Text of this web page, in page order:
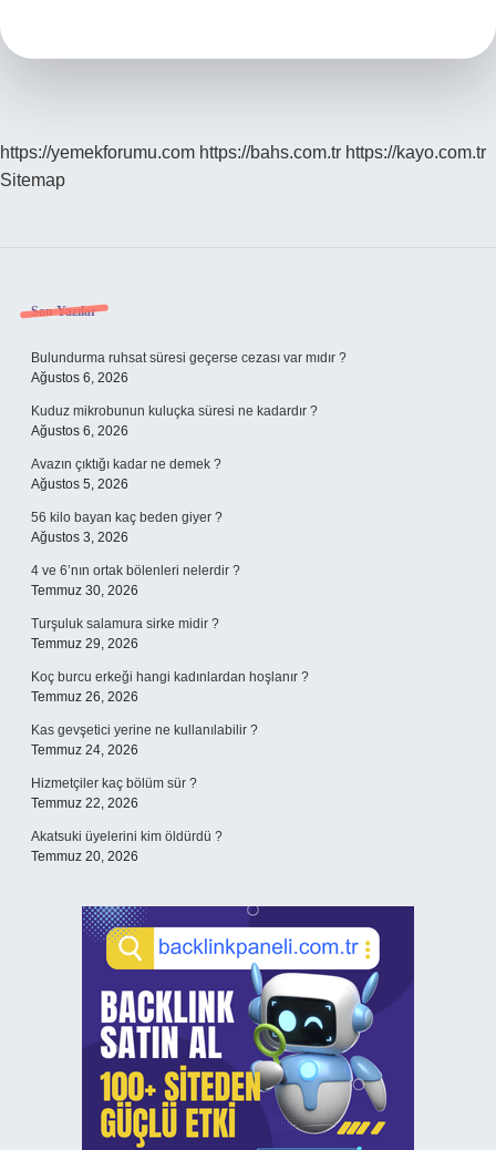
https://yemekforumu.com https://bahs.com.tr https://kayo.com.tr
Sitemap
Sidebar
Son Yazılar
Bulundurma ruhsat süresi geçerse cezası var mıdır ?
Ağustos 6, 2026
Kuduz mikrobunun kuluçka süresi ne kadardır ?
Ağustos 6, 2026
Avazın çıktığı kadar ne demek ?
Ağustos 5, 2026
56 kilo bayan kaç beden giyer ?
Ağustos 3, 2026
4 ve 6’nın ortak bölenleri nelerdir ?
Temmuz 30, 2026
Turşuluk salamura sirke midir ?
Temmuz 29, 2026
Koç burcu erkeği hangi kadınlardan hoşlanır ?
Temmuz 26, 2026
Kas gevşetici yerine ne kullanılabilir ?
Temmuz 24, 2026
Hizmetçiler kaç bölüm sür ?
Temmuz 22, 2026
Akatsuki üyelerini kim öldürdü ?
Temmuz 20, 2026